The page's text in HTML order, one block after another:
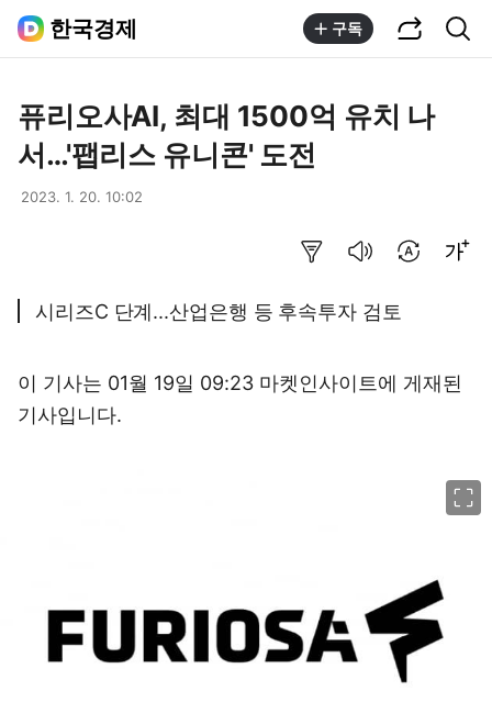
한국경제 구독
퓨리오사AI, 최대 1500억 유치 나
서…'팹리스 유니콘' 도전
2023. 1. 20. 10:02
시리즈C 단계...산업은행 등 후속투자 검토
이 기사는 01월 19일 09:23 마켓인사이트에 게재된
기사입니다.